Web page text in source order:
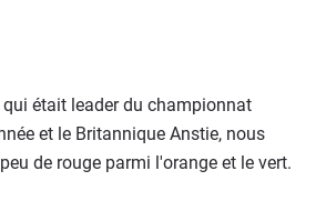
qui était leader du championnat
et le Britannique Anstie, nous
de rouge parmi l'orange et le vert.